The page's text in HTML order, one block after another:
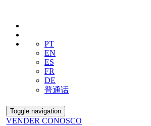
PT
EN
ES
FR
DE
普通话
Toggle navigation
VENDER CONOSCO